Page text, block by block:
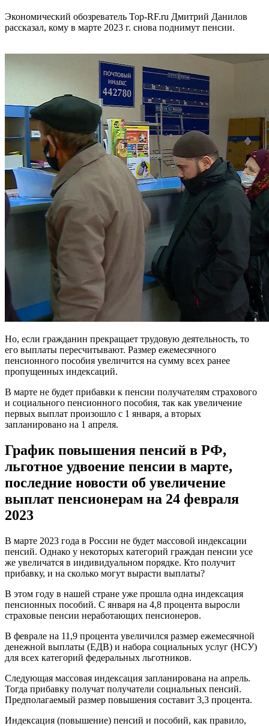
Экономический обозреватель Top-RF.ru Дмитрий Данилов
рассказал, кому в марте 2023 г. снова поднимут пенсии.
Но, если гражданин прекращает трудовую деятельность, то
его выплаты пересчитывают. Размер ежемесячного
пенсионного пособия увеличится на сумму всех ранее
пропущенных индексаций.
В марте не будет прибавки к пенсии получателям страхового
и социального пенсионного пособия, так как увеличение
первых выплат произошло с 1 января, а вторых
запланировано на 1 апреля.
График повышения пенсий в РФ,
льготное удвоение пенсии в марте,
последние новости об увеличение
выплат пенсионерам на 24 февраля
2023
В марте 2023 года в России не будет массовой индексации
пенсий. Однако у некоторых категорий граждан пенсии усе
же увеличатся в индивидуальном порядке. Кто получит
прибавку, и на сколько могут вырасти выплаты?
В этом году в нашей стране уже прошла одна индексация
пенсионных пособий. С января на 4,8 процента выросли
страховые пенсии неработающих пенсионеров.
В феврале на 11,9 процента увеличился размер ежемесячной
денежной выплаты (ЕДВ) и набора социальных услуг (НСУ)
для всех категорий федеральных льготников.
Следующая массовая индексация запланирована на апрель.
Тогда прибавку получат получатели социальных пенсий.
Предполагаемый размер повышения составит 3,3 процента.
Индексация (повышение) пенсий и пособий, как правило,